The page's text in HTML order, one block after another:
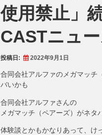
使用禁止」
CASTニュ
投稿日: 2022年9月1日
合同会社アルファのメガマッ
バいかも
合同会社アルファさんの
メガマッチ（ペアーズ）がネタ
体験談とかもかなりあって、け